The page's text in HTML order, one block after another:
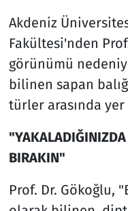
Akdeniz
Fakültesi'nden
görünümü
bilinen sapan
türler arasında
"YAKALADIĞINIZDA
BIRAKIN"
Prof. Dr. Gökoğlu,